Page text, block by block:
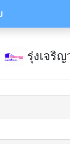
รุ่งเจริ